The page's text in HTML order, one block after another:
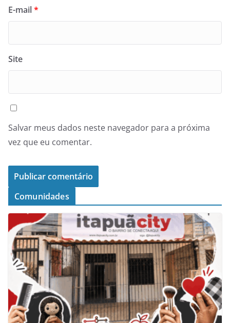
E-mail*
Site
Salvar meus dados neste navegador para a próxima
vez que eu comentar.
Comunidades